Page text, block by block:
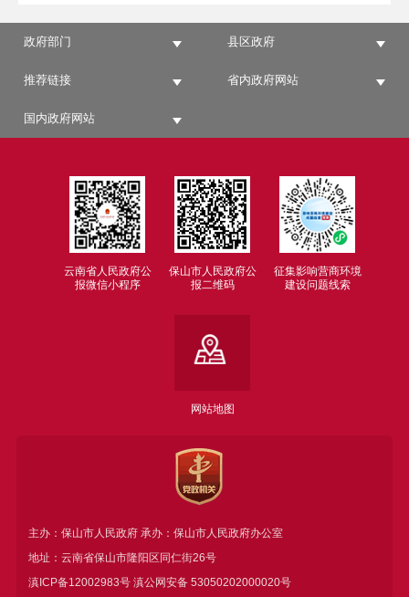
政府部门 县区政府
推荐链接 省内政府网站
国内政府网站
云南省人民政府公
报微信小程序
保山市人民政府公
报二维码
征集影响营商环境
建设问题线索
网站地图
主办：保山市人民政府 承办：保山市人民政府办公室
地址：云南省保山市隆阳区同仁街26号
滇ICP备12002983号滇公网安备 53050202000020号